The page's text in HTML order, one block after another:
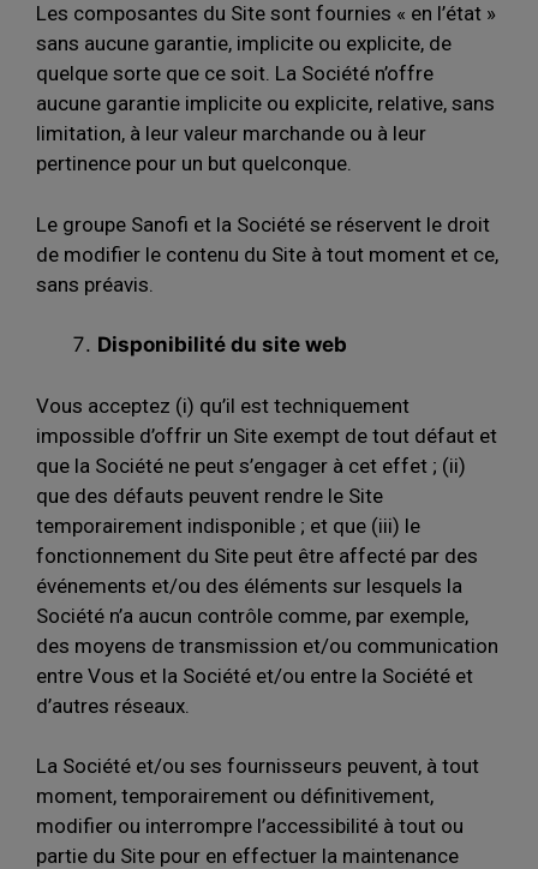
Les composantes du Site sont fournies « en l’état »
sans aucune garantie, implicite ou explicite, de
quelque sorte que ce soit. La Société n’offre
aucune garantie implicite ou explicite, relative, sans
limitation, à leur valeur marchande ou à leur
pertinence pour un but quelconque.
Le groupe Sanofi et la Société se réservent le droit
de modifier le contenu du Site à tout moment et ce,
sans préavis.
Disponibilité du site web
Vous acceptez (i) qu’il est techniquement
impossible d’offrir un Site exempt de tout défaut et
que la Société ne peut s’engager à cet effet ; (ii)
que des défauts peuvent rendre le Site
temporairement indisponible ; et que (iii) le
fonctionnement du Site peut être affecté par des
événements et/ou des éléments sur lesquels la
Société n’a aucun contrôle comme, par exemple,
des moyens de transmission et/ou communication
entre Vous et la Société et/ou entre la Société et
d’autres réseaux.
La Société et/ou ses fournisseurs peuvent, à tout
moment, temporairement ou définitivement,
modifier ou interrompre l’accessibilité à tout ou
partie du Site pour en effectuer la maintenance